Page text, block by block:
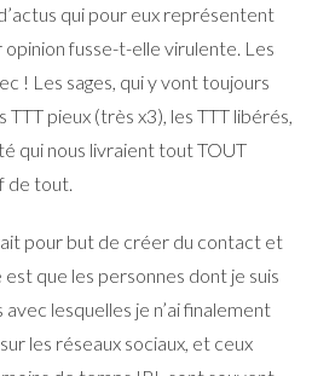
qui pour eux représentent
opinion fusse-t-elle virulente. Les
! Les sages, qui y vont toujours
TTT pieux (très x3), les TTT libérés,
qui nous livraient tout TOUT
de tout.
pour but de créer du contact et
que les personnes dont je suis
lesquelles je n’ai finalement
les réseaux sociaux, et ceux